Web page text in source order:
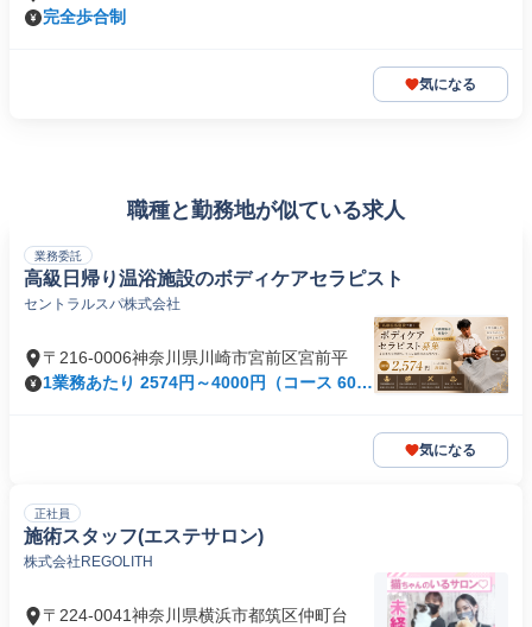
完全歩合制
気になる
職種と勤務地が似ている求人
業務委託
高級日帰り温浴施設のボディケアセラピスト
セントラルスパ株式会社
〒216-0006神奈川県川崎市宮前区宮前平
1業務あたり 2574円～4000円（コース 60
気になる
正社員
施術スタッフ(エステサロン)
株式会社REGOLITH
〒224-0041神奈川県横浜市都筑区仲町台